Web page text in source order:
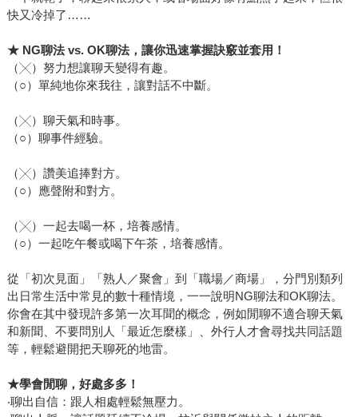
快又冷掉了……
★NG聊法vs. OK聊法，讓你迅速掌握訣竅並套用！
（╳）努力想讓聊天變得有趣。
（○）單純地你來我往，讓對話不中斷。
（╳）聊天氣和時事。
（○）聊事件經驗。
（╳）讚美追捧對方。
（○）應聲附和對方。
（╳）一起去喝一杯，培養感情。
（○）一起吃午餐或喝下午茶，培養感情。
從「初次見面」「熟人／聚會」到「職場／商場」，分門別類列
出日常生活中常見的數十種情境，一一說明NG聊法和OK聊法。
你會在其中發現許多第一次耳聞的概念，例如閒聊不適合聊天氣
和新聞、不要問別人「最近怎麼樣」、外行人才會尋找共同話題
等，輕鬆避開把天聊死的地雷。
★學會閒聊，好處多多！
‧聊出自信：跟人相處輕鬆無壓力。